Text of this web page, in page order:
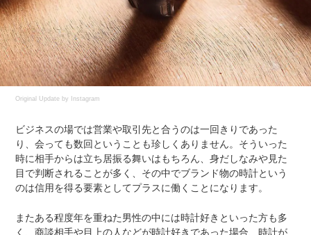
Original Update by Instagram
ビジネスの場では営業や取引先と合うのは一回きりであった
り、会っても数回ということも珍しくありません。そういった
時に相手からは立ち居振る舞いはもちろん、身だしなみや見た
目で判断されることが多く、その中でブランド物の時計という
のは信用を得る要素としてプラスに働くことになります。
またある程度年を重ねた男性の中には時計好きといった方も多
く、商談相手や目上の人などが時計好きであった場合、時計が